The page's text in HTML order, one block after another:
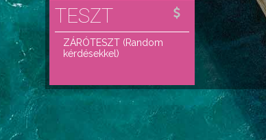
ZÁRÓTESZT (Random
kérdésekkel)